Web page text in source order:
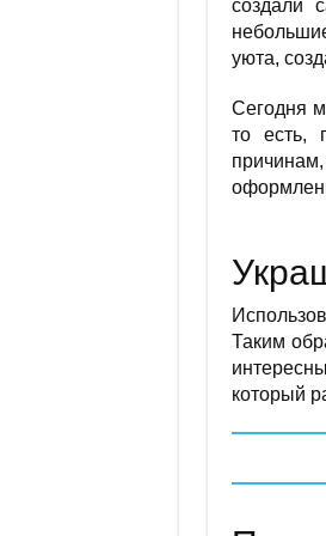
создали
уюта,
Сегодня
то есть,
Таким
который